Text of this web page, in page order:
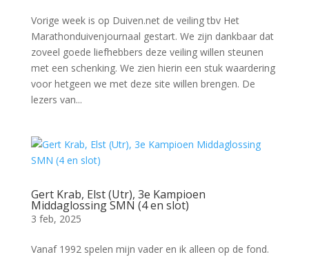
Vorige week is op Duiven.net de veiling tbv Het
Marathonduivenjournaal gestart. We zijn dankbaar dat
zoveel goede liefhebbers deze veiling willen steunen
met een schenking. We zien hierin een stuk waardering
voor hetgeen we met deze site willen brengen. De
lezers van...
Gert Krab, Elst (Utr), 3e Kampioen
Middaglossing SMN (4 en slot)
3 feb, 2025
Vanaf 1992 spelen mijn vader en ik alleen op de fond.